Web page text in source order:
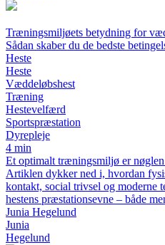
Træningsmiljøets betydning for
Sådan skaber du de bedste
Heste
Heste
Væddeløbshest
Træning
Hestevelfærd
Sportspræstation
Dyrepleje
4 min
Et optimalt træningsmiljø er
Artiklen dykker ned i, hvordan
kontakt, social trivsel og moderne
hestens præstationsevne – både
Junia Hegelund
Junia
Hegelund